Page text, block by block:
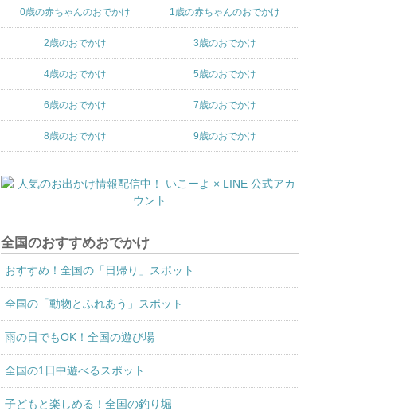
0歳の赤ちゃんのおでかけ 1歳の赤ちゃんのおでかけ
2歳のおでかけ 3歳のおでかけ
4歳のおでかけ 5歳のおでかけ
6歳のおでかけ 7歳のおでかけ
8歳のおでかけ 9歳のおでかけ
全国のおすすめおでかけ
おすすめ！全国の「日帰り」スポット
全国の「動物とふれあう」スポット
雨の日でもOK！全国の遊び場
全国の1日中遊べるスポット
子どもと楽しめる！全国の釣り堀